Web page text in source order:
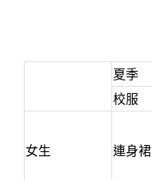
夏季
校服
女生 連身裙